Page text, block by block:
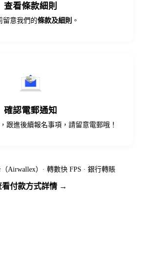
查看條款細則
留意我們的條款及細則 。
確認電郵通知
跟進後續報名事項，請留意電郵哦！
Airwallex）· 轉數快 FPS · 銀行轉賬
看付款方式詳情 →